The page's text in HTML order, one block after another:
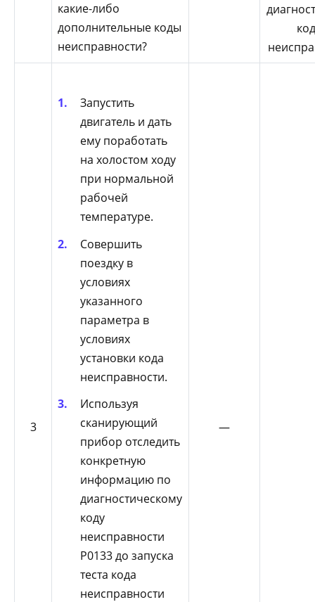
какие-либо
дополнительные коды
неисправности?
3
Запустить
двигатель и дать
ему поработать
на холостом ходу
при нормальной
рабочей
температуре.
Совершить
поездку в
условиях
указанного
параметра в
условиях
установки кода
неисправности.
Используя
сканирующий
прибор отследить
конкретную
информацию по
диагностическому
коду
неисправности
Р0133 до запуска
теста кода
неисправности
—